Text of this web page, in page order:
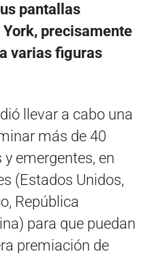
pantallas
precisamente
varias figuras
llevar a cabo una
más de 40
emergentes, en
(Estados Unidos,
República
para que puedan
premiación de